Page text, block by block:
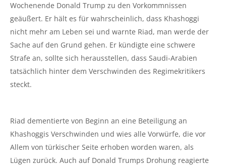
Wochenende Donald Trump zu den Vorkommnissen
geäußert. Er hält es für wahrscheinlich, dass Khashoggi
nicht mehr am Leben sei und warnte Riad, man werde der
Sache auf den Grund gehen. Er kündigte eine schwere
Strafe an, sollte sich herausstellen, dass Saudi-Arabien
tatsächlich hinter dem Verschwinden des Regimekritikers
steckt.
Riad dementierte von Beginn an eine Beteiligung an
Khashoggis Verschwinden und wies alle Vorwürfe, die vor
Allem von türkischer Seite erhoben worden waren, als
Lügen zurück. Auch auf Donald Trumps Drohung reagierte